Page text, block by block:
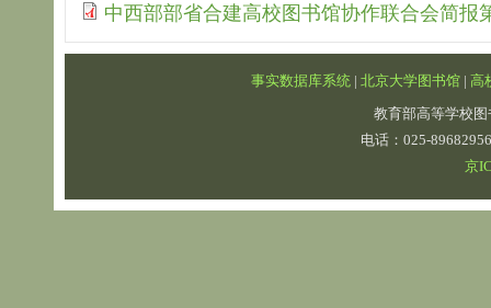
中西部部省合建高校图书馆协作联合会简报
事实数据库系统 | 北京大学图书馆| 高
教育部高等学校
电话：025-
京